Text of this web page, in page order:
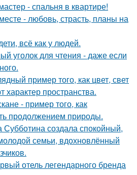
- спальня в квартире!
- любовь, страсть, планы на
всё как у людей.
уголок для чтения - даже если
пример того, как цвет, свет
характер пространства.
- пример того, как
продолжением природы.
создала спокойный,
семьи, вдохновлённый
отель легендарного бренда